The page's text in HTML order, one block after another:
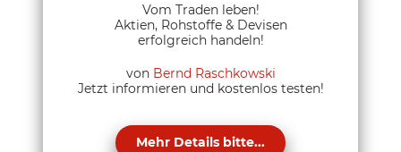
Vom Traden leben!
Aktien, Rohstoffe & Devisen
erfolgreich handeln!
von Bernd Raschkowski
Jetzt informieren und kostenlos testen!
Mehr Details bitte...